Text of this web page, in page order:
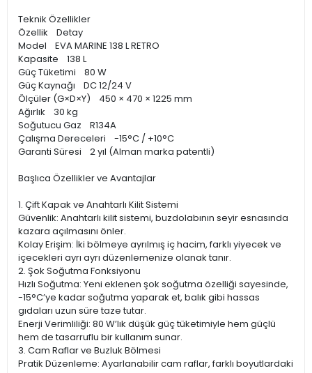
Teknik Özellikler
Özellik Detay
Model EVA MARINE 138 L RETRO
Kapasite 138 L
Güç Tüketimi 80 W
Güç Kaynağı DC 12/24 V
Ölçüler (G×D×Y) 450 × 470 × 1225 mm
Ağırlık 30 kg
Soğutucu Gaz R134A
Çalışma Dereceleri -15°C / +10°C
Garanti Süresi 2 yıl (Alman marka patentli)
Başlıca Özellikler ve Avantajlar
1. Çift Kapak ve Anahtarlı Kilit Sistemi
Güvenlik: Anahtarlı kilit sistemi, buzdolabının seyir esnasında
kazara açılmasını önler.
Kolay Erişim: İki bölmeye ayrılmış iç hacim, farklı yiyecek ve
içecekleri ayrı ayrı düzenlemenize olanak tanır.
2. Şok Soğutma Fonksiyonu
Hızlı Soğutma: Yeni eklenen şok soğutma özelliği sayesinde,
-15°C’ye kadar soğutma yaparak et, balık gibi hassas
gıdaları uzun süre taze tutar.
Enerji Verimliliği: 80 W’lık düşük güç tüketimiyle hem güçlü
hem de tasarruflu bir kullanım sunar.
3. Cam Raflar ve Buzluk Bölmesi
Pratik Düzenleme: Ayarlanabilir cam raflar, farklı boyutlardaki